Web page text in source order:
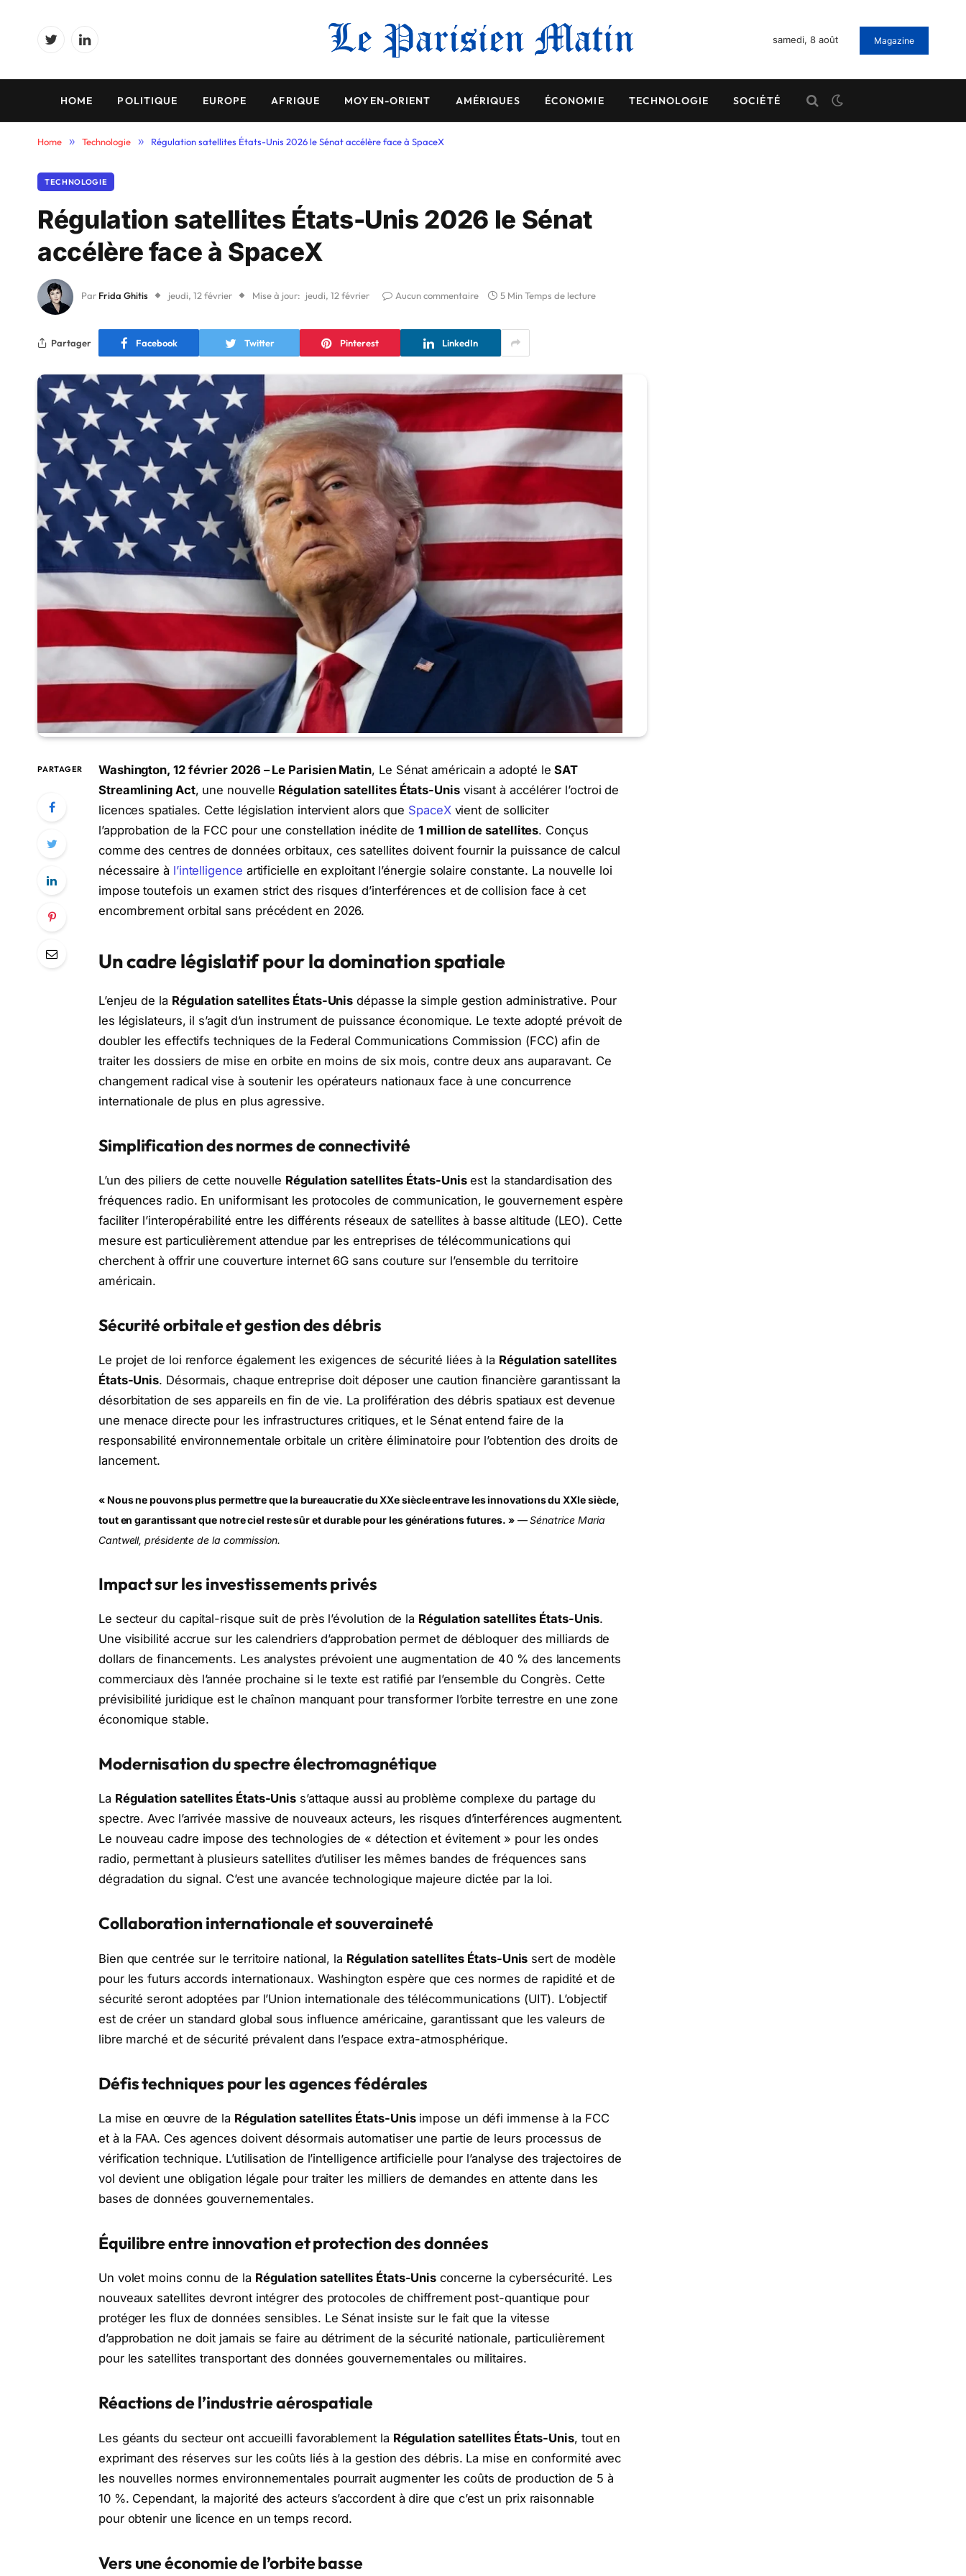
TwitterLinkedIn
samedi, 8 août Magazine
HOME POLITIQUE EUROPE AFRIQUE MOYEN-ORIENT AMÉRIQUES ÉCONOMIE TECHNOLOGIE SOCIÉTÉ
Home » Technologie » Régulation satellites États-Unis 2026 le Sénat accélère face à SpaceX
TECHNOLOGIE
Régulation satellites États-Unis 2026 le Sénat
accélère face à SpaceX
Par Frida Ghitis jeudi, 12 février Mise à jour: jeudi, 12 février Aucun commentaire 5 Min Temps de lecture
Partager Facebook Twitter Pinterest LinkedIn
PARTAGER Washington, 12 février 2026 – Le Parisien Matin, Le Sénat américain a adopté leSAT
Streamlining Act, une nouvelle Régulation satellites États-Unisvisant à accélérer l’octroi de
licences spatiales. Cette législation intervient alors que SpaceXvient de solliciter
l’approbation de la FCC pour une constellation inédite de1 million de satellites. Conçus
comme des centres de données orbitaux, ces satellites doivent fournir la puissance de calcul
nécessaire à l’intelligence artificielle en exploitant l’énergie solaire constante. La nouvelle loi
impose toutefois un examen strict des risques d’interférences et de collision face à cet
encombrement orbital sans précédent en 2026.
Un cadre législatif pour la domination spatiale
L’enjeu de la Régulation satellites États-Unis dépasse la simple gestion administrative. Pour
les législateurs, il s’agit d’un instrument de puissance économique. Le texte adopté prévoit de
doubler les effectifs techniques de la Federal Communications Commission (FCC) afin de
traiter les dossiers de mise en orbite en moins de six mois, contre deux ans auparavant. Ce
changement radical vise à soutenir les opérateurs nationaux face à une concurrence
internationale de plus en plus agressive.
Simplification des normes de connectivité
L’un des piliers de cette nouvelle Régulation satellites États-Unisest la standardisation des
fréquences radio. En uniformisant les protocoles de communication, le gouvernement espère
faciliter l’interopérabilité entre les différents réseaux de satellites à basse altitude (LEO). Cette
mesure est particulièrement attendue par les entreprises de télécommunications qui
cherchent à offrir une couverture internet 6G sans couture sur l’ensemble du territoire
américain.
Sécurité orbitale et gestion des débris
Le projet de loi renforce également les exigences de sécurité liées à la Régulation satellites
États-Unis. Désormais, chaque entreprise doit déposer une caution financière garantissant la
désorbitation de ses appareils en fin de vie. La prolifération des débris spatiaux est devenue
une menace directe pour les infrastructures critiques, et le Sénat entend faire de la
responsabilité environnementale orbitale un critère éliminatoire pour l’obtention des droits de
lancement.
« Nous ne pouvons plus permettre que la bureaucratie du XXe siècle entrave les innovations du XXIe siècle,
tout en garantissant que notre ciel reste sûr et durable pour les générations futures. »—Sénatrice Maria
Cantwell, présidente de la commission.
Impact sur les investissements privés
Le secteur du capital-risque suit de près l’évolution de la Régulation satellites États-Unis.
Une visibilité accrue sur les calendriers d’approbation permet de débloquer des milliards de
dollars de financements. Les analystes prévoient une augmentation de 40 % des lancements
commerciaux dès l’année prochaine si le texte est ratifié par l’ensemble du Congrès. Cette
prévisibilité juridique est le chaînon manquant pour transformer l’orbite terrestre en une zone
économique stable.
Modernisation du spectre électromagnétique
La Régulation satellites États-Unis s’attaque aussi au problème complexe du partage du
spectre. Avec l’arrivée massive de nouveaux acteurs, les risques d’interférences augmentent.
Le nouveau cadre impose des technologies de « détection et évitement » pour les ondes
radio, permettant à plusieurs satellites d’utiliser les mêmes bandes de fréquences sans
dégradation du signal. C’est une avancée technologique majeure dictée par la loi.
Collaboration internationale et souveraineté
Bien que centrée sur le territoire national, la Régulation satellites États-Unis sert de modèle
pour les futurs accords internationaux. Washington espère que ces normes de rapidité et de
sécurité seront adoptées par l’Union internationale des télécommunications (UIT). L’objectif
est de créer un standard global sous influence américaine, garantissant que les valeurs de
libre marché et de sécurité prévalent dans l’espace extra-atmosphérique.
Défis techniques pour les agences fédérales
La mise en œuvre de la Régulation satellites États-Unisimpose un défi immense à la FCC
et à la FAA. Ces agences doivent désormais automatiser une partie de leurs processus de
vérification technique. L’utilisation de l’intelligence artificielle pour l’analyse des trajectoires de
vol devient une obligation légale pour traiter les milliers de demandes en attente dans les
bases de données gouvernementales.
Équilibre entre innovation et protection des données
Un volet moins connu de la Régulation satellites États-Unis concerne la cybersécurité. Les
nouveaux satellites devront intégrer des protocoles de chiffrement post-quantique pour
protéger les flux de données sensibles. Le Sénat insiste sur le fait que la vitesse
d’approbation ne doit jamais se faire au détriment de la sécurité nationale, particulièrement
pour les satellites transportant des données gouvernementales ou militaires.
Réactions de l’industrie aérospatiale
Les géants du secteur ont accueilli favorablement la Régulation satellites États-Unis, tout en
exprimant des réserves sur les coûts liés à la gestion des débris. La mise en conformité avec
les nouvelles normes environnementales pourrait augmenter les coûts de production de 5 à
10 %. Cependant, la majorité des acteurs s’accordent à dire que c’est un prix raisonnable
pour obtenir une licence en un temps record.
Vers une économie de l’orbite basse